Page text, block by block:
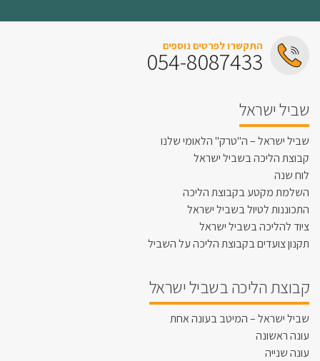
התקשרו לפרטים נוספים
054-8087433
שביל ישראל
שביל ישראל – ה"טרק" הלאומי שלנו
קבוצת הליכה בשביל ישראל
לוח שנה
השלמת מקטע בקבוצת הליכה
התכוננות לטיול בשביל ישראל
ציוד להליכה בשביל ישראל
תקנון צועדים בקבוצת הליכה על השביל
קבוצת הליכה בשביל ישראל
שביל ישראל – המיטב בעונה אחת
עונה ראשונה
עונה שנייה